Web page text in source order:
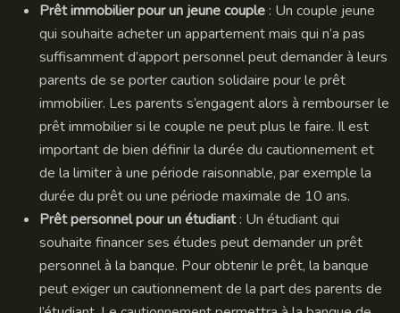
Prêt immobilier pour un jeune couple : Un couple jeune
qui souhaite acheter un appartement mais qui n’a pas
suffisamment d’apport personnel peut demander à leurs
parents de se porter caution solidaire pour le prêt
immobilier. Les parents s’engagent alors à rembourser le
prêt immobilier si le couple ne peut plus le faire. Il est
important de bien définir la durée du cautionnement et
de la limiter à une période raisonnable, par exemple la
durée du prêt ou une période maximale de 10 ans.
Prêt personnel pour un étudiant: Un étudiant qui
souhaite financer ses études peut demander un prêt
personnel à la banque. Pour obtenir le prêt, la banque
peut exiger un cautionnement de la part des parents de